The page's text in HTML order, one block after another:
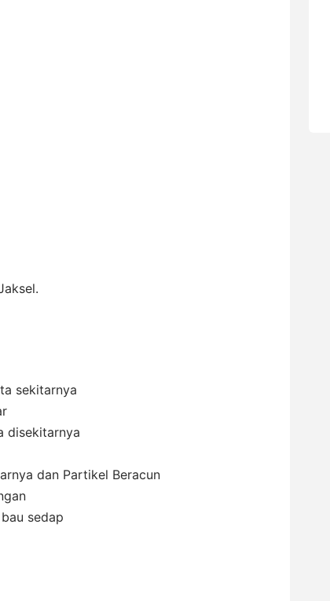
sekitarnya
disekitarnya
dan Partikel Beracun
sedap